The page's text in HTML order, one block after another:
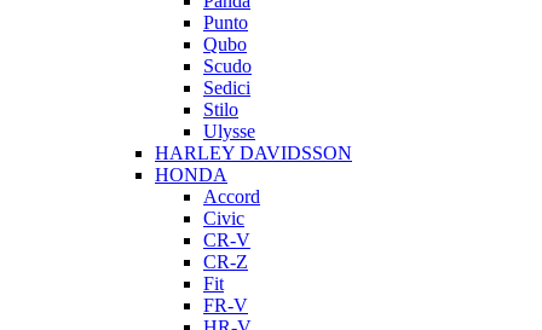
Punto
Qubo
Scudo
Sedici
Stilo
Ulysse
HARLEY DAVIDSSON
HONDA
Accord
Civic
CR-V
CR-Z
Fit
FR-V